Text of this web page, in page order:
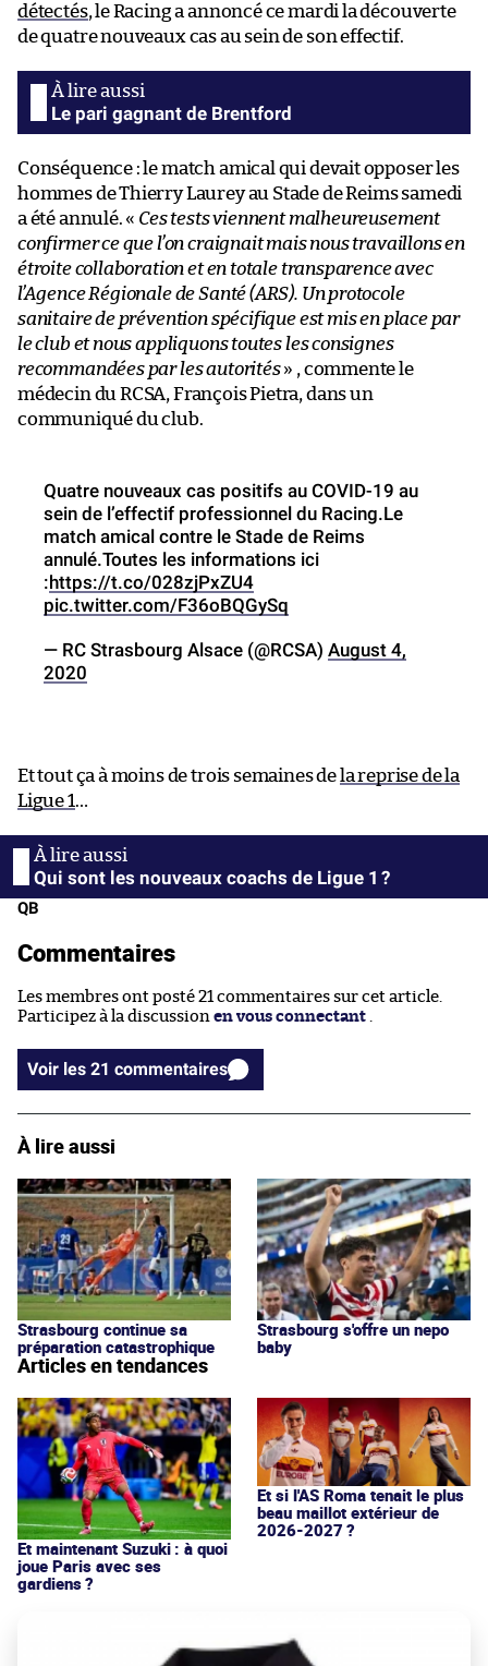
détectés, le Racing a annoncé ce mardi la découverte
de quatre nouveaux cas au sein de son effectif.
Le pari gagnant de Brentford
Conséquence : le match amical qui devait opposer les
hommes de Thierry Laurey au Stade de Reims samedi
a été annulé. « Ces tests viennent malheureusement
confirmer ce que l’on craignait mais nous travaillons en
étroite collaboration et en totale transparence avec
l’Agence Régionale de Santé (ARS). Un protocole
sanitaire de prévention spécifique est mis en place par
le club et nous appliquons toutes les consignes
recommandées par les autorités» , commente le
médecin du RCSA, François Pietra, dans un
communiqué du club.
Quatre nouveaux cas positifs au COVID-19 au
sein de l’effectif professionnel du Racing.Le
match amical contre le Stade de Reims
annulé.Toutes les informations ici
:https://t.co/028zjPxZU4
pic.twitter.com/F36oBQGySq
— RC Strasbourg Alsace (@RCSA) August 4,
2020
Et tout ça à moins de trois semaines de la reprise de la
Ligue 1…
Qui sont les nouveaux coachs de Ligue 1 ?
QB
Commentaires
Les membres ont posté 21 commentaires sur cet article.
Participez à la discussion en vous connectant
Voir les 21 commentaires
À lire aussi
Strasbourg continue sa
préparation catastrophique
Strasbourg s'offre un nepo
baby
Articles en tendances
Et maintenant Suzuki : à quoi
joue Paris avec ses
gardiens ?
Et si l'AS Roma tenait le plus
beau maillot extérieur de
2026-2027 ?